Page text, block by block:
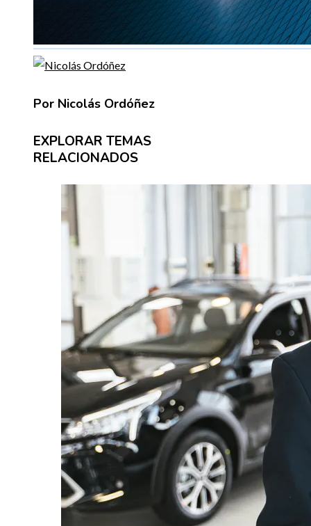
Por Nicolás Ordóñez
EXPLORAR TEMAS
RELACIONADOS